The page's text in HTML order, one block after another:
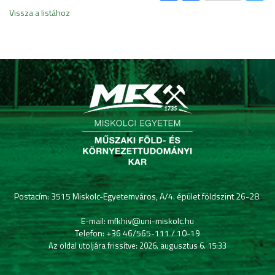
Vissza a listához
Postacím: 3515 Miskolc-Egyetemváros, A/4. épület földszint 26-28.
E-mail: mfkhiv@uni-miskolc.hu
Telefon: +36 46/565-111 / 10-19
Az oldal utoljára frissítve: 2026. augusztus 6. 15:33